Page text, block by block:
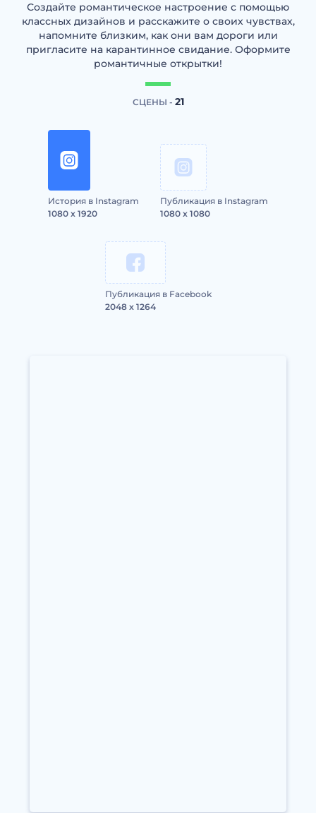
Создайте романтическое настроение с помощью
классных дизайнов и расскажите о своих чувствах,
напомните близким, как они вам дороги или
пригласите на карантинное свидание. Оформите
романтичные открытки!
СЦЕНЫ - 21
История в Instagram
1080 x 1920
Публикация в Instagram
1080 x 1080
Публикация в Facebook
2048 x 1264